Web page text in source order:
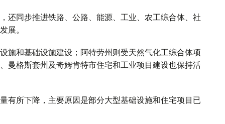
还同步推进铁路、公路、能源、工业、农工综合体、社
展。
施和基础设施建设；阿特劳州则受天然气化工综合体项
曼格斯套州及奇姆肯特市住宅和工业项目建设也保持活
有所下降，主要原因是部分大型基础设施和住宅项目已